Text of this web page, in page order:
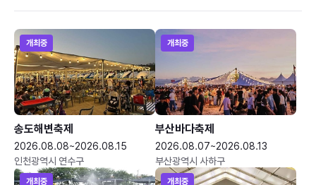
개최중
송도해변축제
2026.08.08~2026.08.15
인천광역시 연수구
개최중
부산바다축제
2026.08.07~2026.08.13
부산광역시 사하구
개최중 개최중